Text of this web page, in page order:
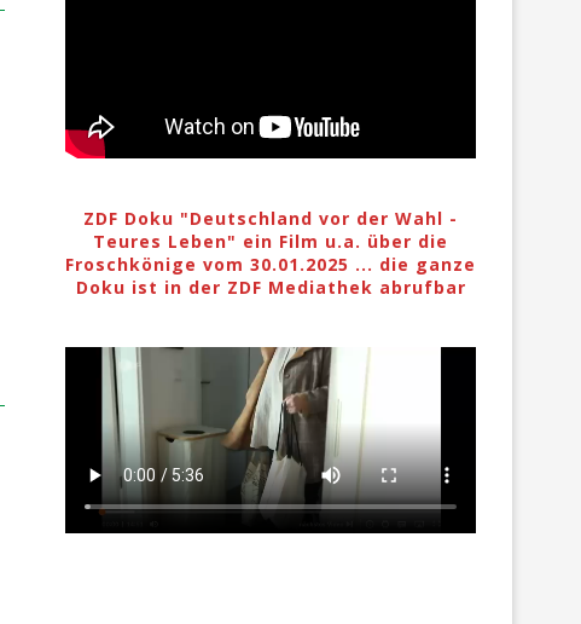
ZDF Doku "Deutschland vor der Wahl -
Teures Leben" ein Film u.a. über die
Froschkönige vom 30.01.2025 ... die ganze
Doku ist in der ZDF Mediathek abrufbar